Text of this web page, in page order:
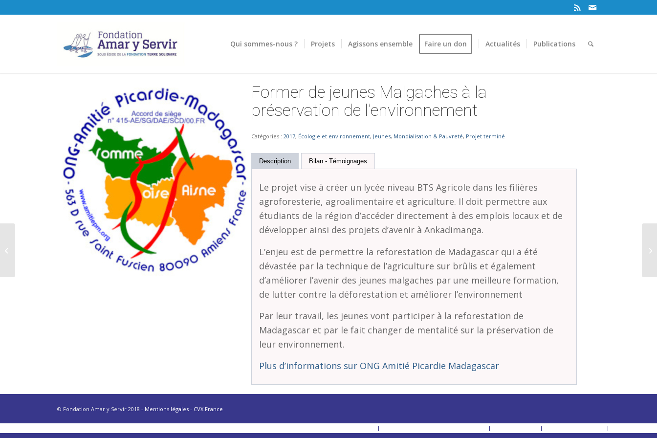
Qui sommes-nous ? Projets Agissons ensemble Faire un don Actualités Publications
Former de jeunes Malgaches à la
préservation de l’environnement
Catégories :2017, Écologie et environnement, Jeunes, Mondialisation & Pauvreté, Projet terminé
Description Bilan - Témoignages
Le projet vise à créer un lycée niveau BTS Agricole dans les filières
agroforesterie, agroalimentaire et agriculture. Il doit permettre aux
étudiants de la région d’accéder directement à des emplois locaux et de
développer ainsi des projets d’avenir à Ankadimanga.
L’enjeu est de permettre la reforestation de Madagascar qui a été
dévastée par la technique de l’agriculture sur brûlis et également
d’améliorer l’avenir des jeunes malgaches par une meilleure formation,
de lutter contre la déforestation et améliorer l’environnement
Par leur travail, les jeunes vont participer à la reforestation de
Madagascar et par le fait changer de mentalité sur la préservation de
leur environnement.
Plus d’informations sur ONG Amitié Picardie Madagascar
© Fondation Amar y Servir 2018 - Mentions légales - CVX France